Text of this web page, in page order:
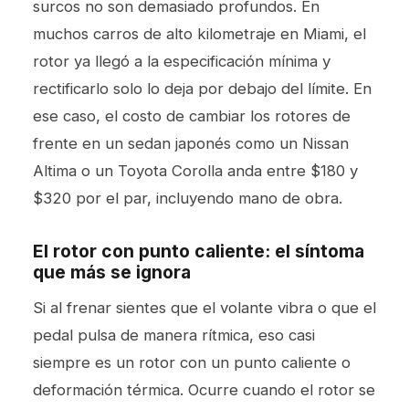
surcos no son demasiado profundos. En
muchos carros de alto kilometraje en Miami, el
rotor ya llegó a la especificación mínima y
rectificarlo solo lo deja por debajo del límite. En
ese caso, el costo de cambiar los rotores de
frente en un sedan japonés como un Nissan
Altima o un Toyota Corolla anda entre $180 y
$320 por el par, incluyendo mano de obra.
El rotor con punto caliente: el síntoma
que más se ignora
Si al frenar sientes que el volante vibra o que el
pedal pulsa de manera rítmica, eso casi
siempre es un rotor con un punto caliente o
deformación térmica. Ocurre cuando el rotor se